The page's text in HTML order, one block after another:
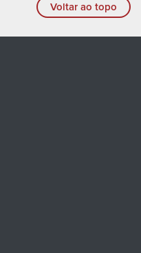
Voltar ao topo